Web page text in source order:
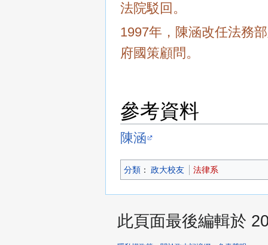
法院駁回。
1997年，陳涵改任法務
府國策顧問。
參考資料
陳涵
分類 ：​ 政大校友 法律系
此頁面最後編輯於